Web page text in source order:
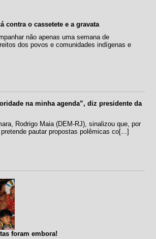
contra o cassetete e a gravata
não apenas uma semana de
dos povos e comunidades indígenas e
na minha agenda”, diz presidente da
Rodrigo Maia (DEM-RJ), sinalizou que, por
pautar propostas polêmicas co[...]
foram embora!